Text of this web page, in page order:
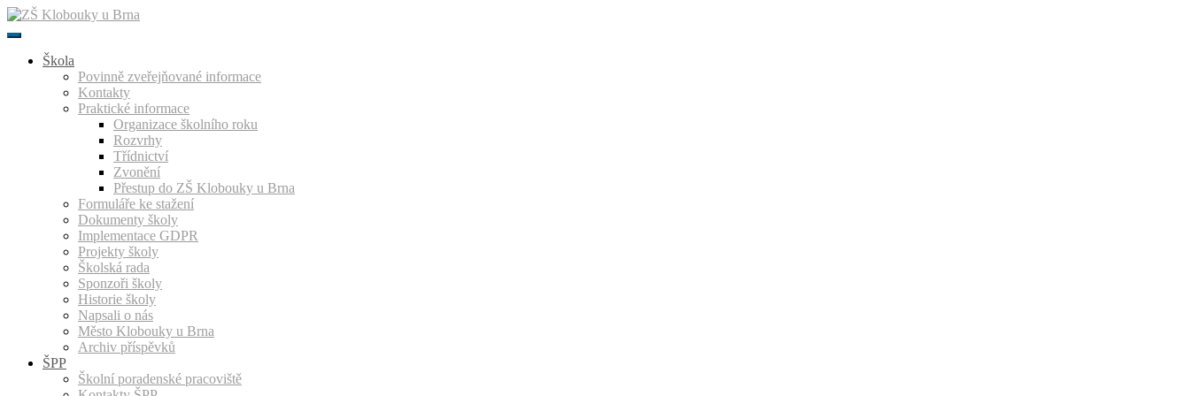
Přeskočit
k
Škola
Povinně zveřejňované informace
Kontakty
Praktické informace
Organizace školního roku
Rozvrhy
Třídnictví
Zvonění
Přestup do ZŠ Klobouky u Brna
Formuláře ke stažení
Dokumenty školy
Implementace GDPR
Projekty školy
Školská rada
Sponzoři školy
Historie školy
Napsali o nás
Město Klobouky u Brna
Archiv příspěvků
ŠPP
Školní poradenské pracoviště